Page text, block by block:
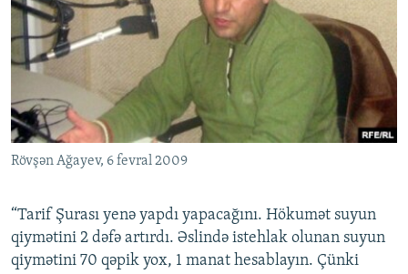
Rövşən Ağayev, 6 fevral 2009
“Tarif Şurası yenə yapdı yapacağını. Hökumət suyun
qiymətini 2 dəfə artırdı. Əslində istehlak olunan suyun
qiymətini 70 qəpik yox, 1 manat hesablayın. Çünki